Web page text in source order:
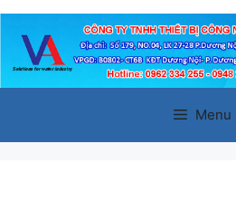
Chuyển
đến
Menu